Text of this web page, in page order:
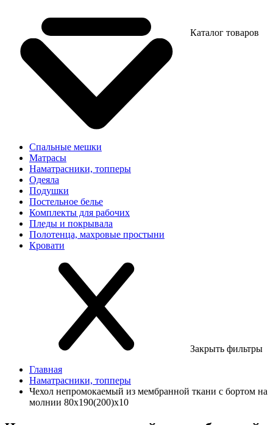
Каталог товаров
Спальные мешки
Матрасы
Наматрасники, топперы
Одеяла
Подушки
Постельное белье
Комплекты для рабочих
Пледы и покрывала
Полотенца, махровые простыни
Кровати
Закрыть фильтры
Главная
Наматрасники, топперы
Чехол непромокаемый из мембранной ткани с бортом на
молнии 80х190(200)х10